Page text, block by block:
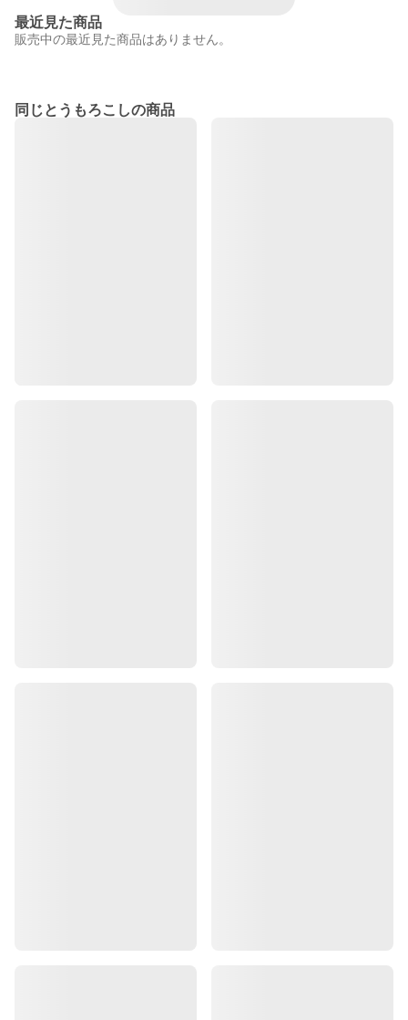
最近見た商品
販売中の最近見た商品はありません。
同じとうもろこしの商品